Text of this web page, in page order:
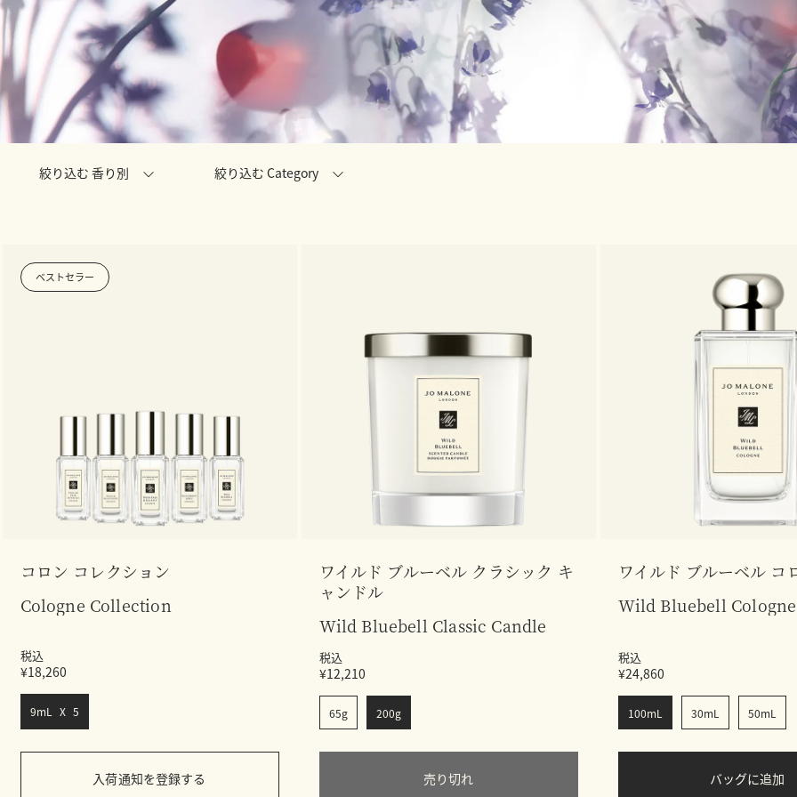
絞り込む 香り別 絞り込む Category
ベストセラー
コロン コレクション
Cologne Collection
税込
¥18,260
9mL X 5
入荷通知を登録する
ワイルド ブルーベル クラシック キ
ャンドル
Wild Bluebell Classic Candle
税込
¥12,210
65g 200g
売り切れ
ワイルド ブルーベル コ
Wild Bluebell Cologne
税込
¥24,860
100mL 30mL 50mL
バッグに追加